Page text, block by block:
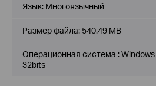
Язык: Многоязычный
Размер файла: 540.49 MB
Операционная система :
32bits